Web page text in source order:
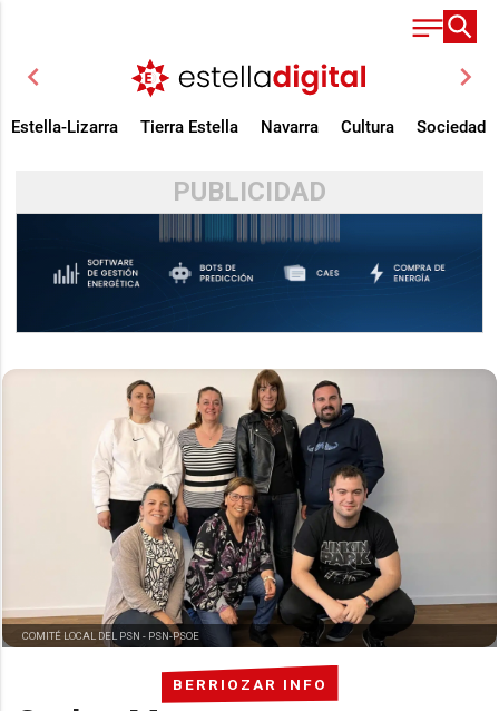
chevron_left chevron_right
Estella-Lizarra Tierra Estella Navarra Cultura Sociedad
PUBLICIDAD
BERRIOZAR INFO
COMITÉ LOCAL DEL PSN - PSN-PSOE